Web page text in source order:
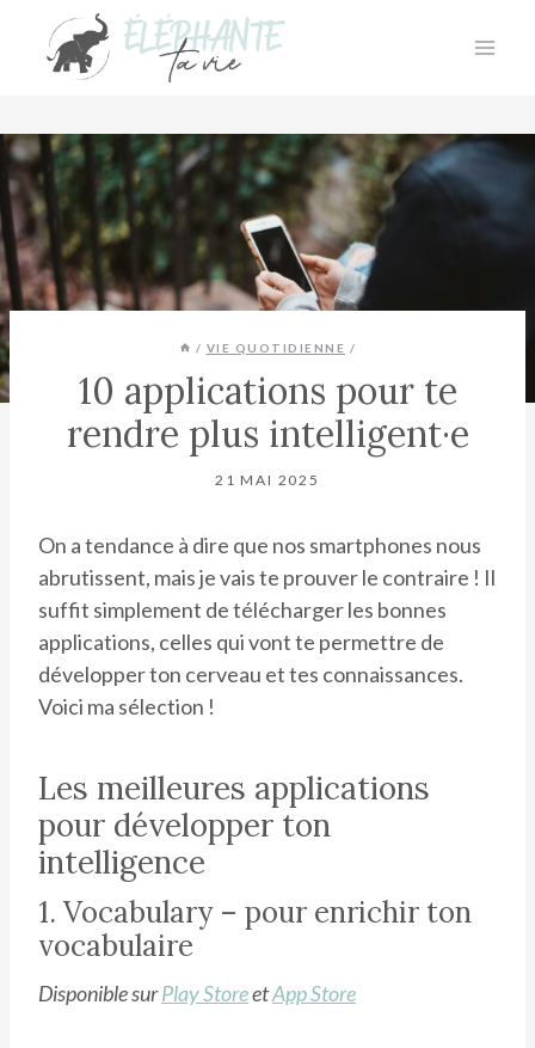
contenu
/ VIE QUOTIDIENNE /
10 applications pour te
rendre plus intelligent·e
21 MAI 2025
On a tendance à dire que nos smartphones nous
abrutissent, mais je vais te prouver le contraire ! Il
suffit simplement de télécharger les bonnes
applications, celles qui vont te permettre de
développer ton cerveau et tes connaissances.
Voici ma sélection !
Les meilleures applications
pour développer ton
intelligence
1. Vocabulary – pour enrichir ton
vocabulaire
Disponible surPlay StoreetApp Store